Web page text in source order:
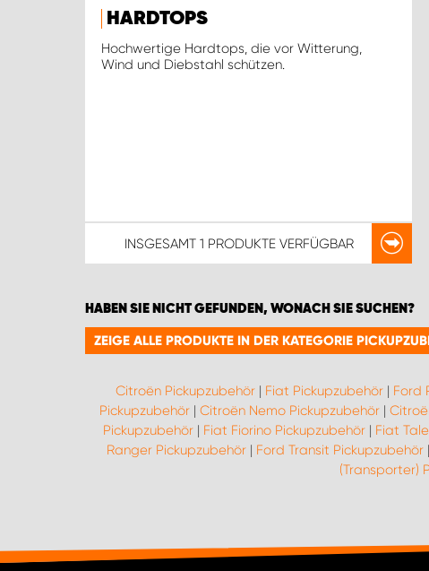
HARDTOPS
Hochwertige Hardtops, die vor Witterung,
Wind und Diebstahl schützen.
INSGESAMT 1 PRODUKTEVERFÜGBAR
HABEN SIE NICHT GEFUNDEN, WONACH SIE SUCHEN?
ZEIGE ALLE PRODUKTE IN DER KATEGORIE
Citroën Pickupzubehör| Fiat Pickupzubehör| Ford
Pickupzubehör| Citroën Nemo Pickupzubehör|
Pickupzubehör | Fiat Fiorino Pickupzubehör | Fiat
Ranger Pickupzubehör| Ford Transit Pickupzubehör|
(Transporter)